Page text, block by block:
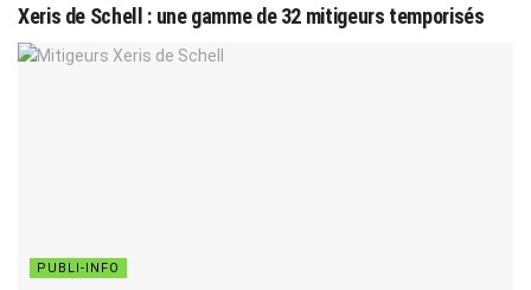
Xeris de Schell : une gamme de 32 mitigeurs temporisés
PUBLI-INFO